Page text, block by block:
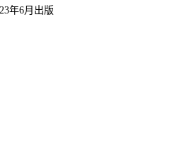
年6月出版